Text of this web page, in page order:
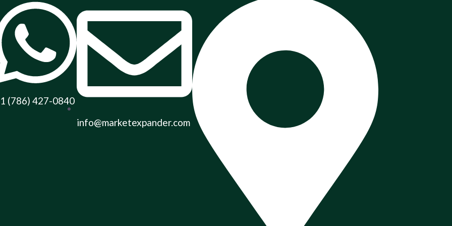
(786) 427-0840
info@marketexpander.com